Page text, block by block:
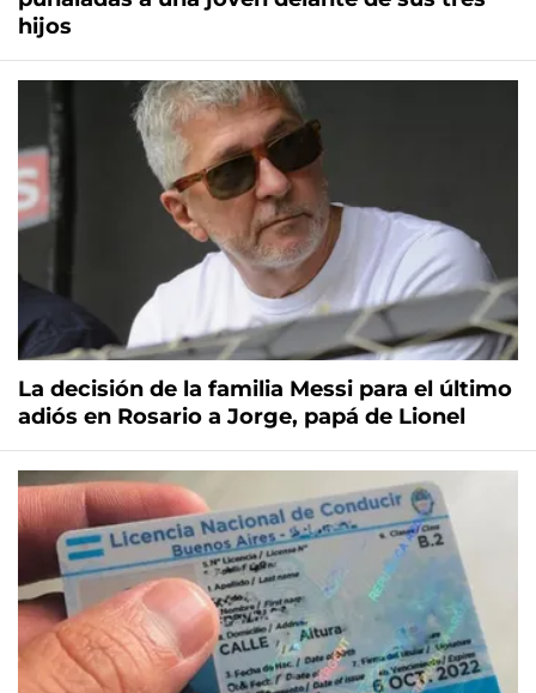
hijos
La decisión de la familia Messi para el último
adiós en Rosario a Jorge, papá de Lionel